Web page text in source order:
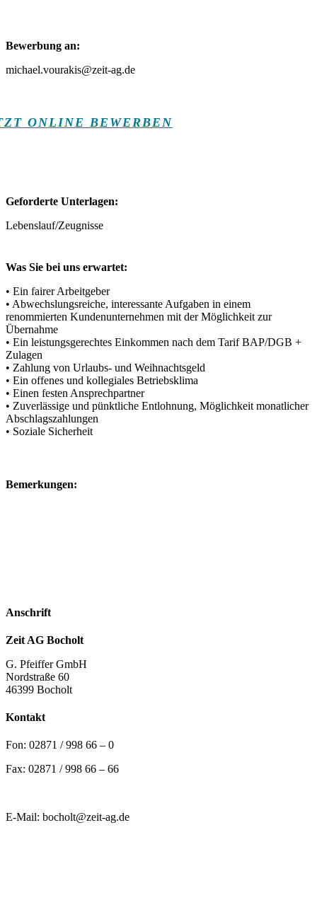
Bewerbung an:
michael.vourakis@zeit-ag.de
ONLINE BEWERBEN
Geforderte Unterlagen:
Lebenslauf/Zeugnisse
Was Sie bei uns erwartet:
• Ein fairer Arbeitgeber
• Abwechslungsreiche, interessante Aufgaben in einem
renommierten Kundenunternehmen mit der Möglichkeit zur
Übernahme
• Ein leistungsgerechtes Einkommen nach dem Tarif BAP/DGB +
Zulagen
• Zahlung von Urlaubs- und Weihnachtsgeld
• Ein offenes und kollegiales Betriebsklima
• Einen festen Ansprechpartner
• Zuverlässige und pünktliche Entlohnung, Möglichkeit monatlicher
Abschlagszahlungen
• Soziale Sicherheit
Bemerkungen:
Anschrift
Zeit AG Bocholt
G. Pfeiffer GmbH
Nordstraße 60
46399 Bocholt
Kontakt
Fon: 02871 / 998 66 – 0
Fax: 02871 / 998 66 – 66
E-Mail: bocholt@zeit-ag.de